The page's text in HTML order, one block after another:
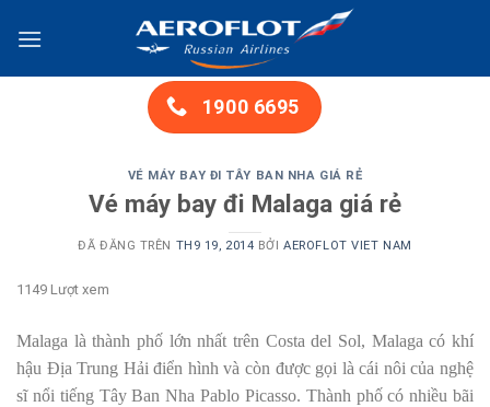
đến
1900 6695
VÉ MÁY BAY ĐI TÂY BAN NHA GIÁ RẺ
Vé máy bay đi Malaga giá rẻ
ĐÃ ĐĂNG TRÊN TH9 19, 2014 BỞIAEROFLOT VIET NAM
1149 Lượt xem
Malaga là thành phố lớn nhất trên Costa del Sol, Malaga có khí
hậu Địa Trung Hải điển hình và còn được gọi là cái nôi của nghệ
sĩ nổi tiếng Tây Ban Nha Pablo Picasso. Thành phố có nhiều bãi